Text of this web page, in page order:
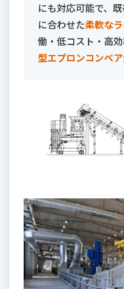
にも対応可能で、
に合わせた柔軟な
働・低コスト・高効
型エプロンコンベ